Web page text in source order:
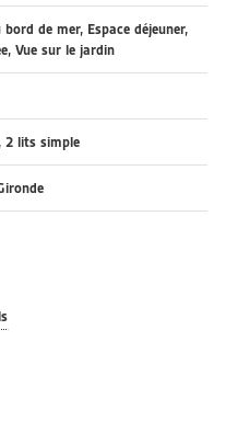
bord de mer, Espace déjeuner,
, Vue sur le jardin
2 lits simple